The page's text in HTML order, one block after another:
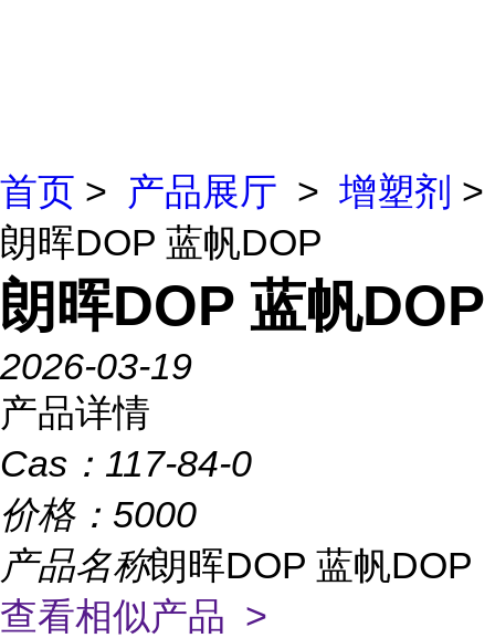
首页 > 产品展厅 > 增塑剂 >
朗晖DOP 蓝帆DOP
朗晖DOP 蓝帆DOP
2026-03-19
产品详情
Cas： 117-84-0
价格： 5000
产品名称朗晖DOP 蓝帆DOP
查看相似产品 >